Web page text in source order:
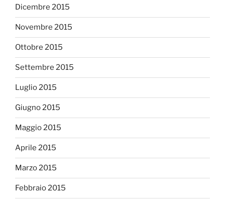
Dicembre 2015
Novembre 2015
Ottobre 2015
Settembre 2015
Luglio 2015
Giugno 2015
Maggio 2015
Aprile 2015
Marzo 2015
Febbraio 2015